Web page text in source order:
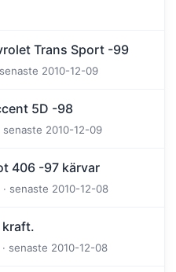
Trans Sport -99
senaste 2010-12-09
5D -98
senaste 2010-12-09
406 -97 kärvar
senaste 2010-12-08
kraft.
senaste 2010-12-08